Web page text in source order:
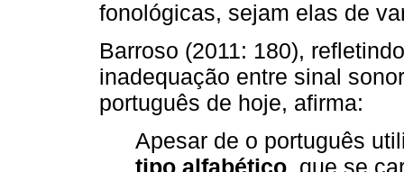
fonológicas, sejam elas de
Barroso (2011: 180),
inadequação entre sinal
português de hoje, afirma:
Apesar de o português
tipo alfabético, que se